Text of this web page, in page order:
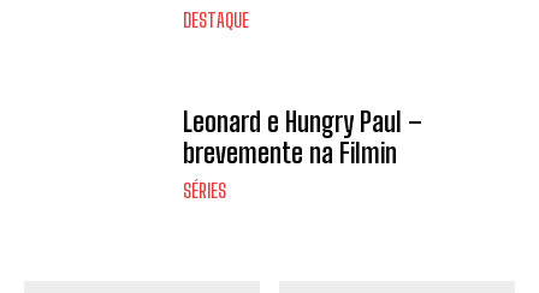
DESTAQUE
Leonard e Hungry Paul –
brevemente na Filmin
SÉRIES